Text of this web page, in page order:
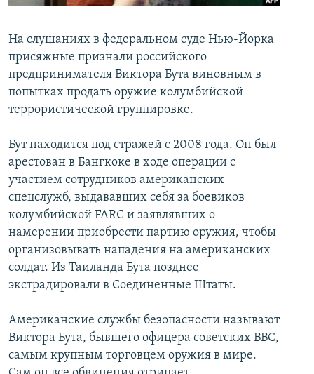
BIZIMLƏ ƏLAQƏ
XƏBƏR BÜLLETENLƏRIMIZ
На слушаниях в федеральном суде Нью-Йорка
присяжные признали российского
предпринимателя Виктора Бута виновным в
попытках продать оружие колумбийской
террористической группировке.
Бут находится под стражей с 2008 года. Он был
арестован в Бангкоке в ходе операции с
участием сотрудников американских
спецслужб, выдававших себя за боевиков
колумбийской FARC и заявлявших о
намерении приобрести партию оружия, чтобы
организовывать нападения на американских
солдат. Из Таиланда Бута позднее
экстрадировали в Соединенные Штаты.
Американские службы безопасности называют
Виктора Бута, бывшего офицера советских ВВС,
самым крупным торговцем оружия в мире.